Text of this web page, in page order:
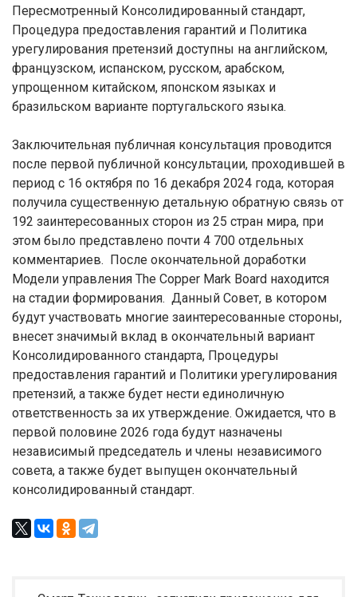
Пересмотренный Консолидированный стандарт,
Процедура предоставления гарантий и Политика
урегулирования претензий доступны на английском,
французском, испанском, русском, арабском,
упрощенном китайском, японском языках и
бразильском варианте португальского языка.
Заключительная публичная консультация проводится
после первой публичной консультации, проходившей в
период с 16 октября по 16 декабря 2024 года, которая
получила существенную детальную обратную связь от
192 заинтересованных сторон из 25 стран мира, при
этом было представлено почти 4 700 отдельных
комментариев. После окончательной доработки
Модели управления The Copper Mark Board находится
на стадии формирования. Данный Совет, в котором
будут участвовать многие заинтересованные стороны,
внесет значимый вклад в окончательный вариант
Консолидированного стандарта, Процедуры
предоставления гарантий и Политики урегулирования
претензий, а также будет нести единоличную
ответственность за их утверждение. Ожидается, что в
первой половине 2026 года будут назначены
независимый председатель и члены независимого
совета, а также будет выпущен окончательный
консолидированный стандарт.